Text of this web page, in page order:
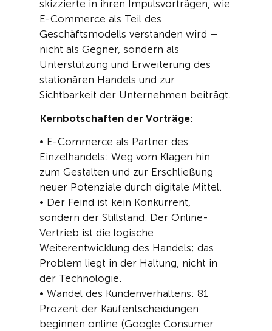
skizzierte in ihren Impulsvorträgen, wie
E-Commerce als Teil des
Geschäftsmodells verstanden wird –
nicht als Gegner, sondern als
Unterstützung und Erweiterung des
stationären Handels und zur
Sichtbarkeit der Unternehmen beiträgt.
Kernbotschaften der Vorträge:
• E-Commerce als Partner des
Einzelhandels: Weg vom Klagen hin
zum Gestalten und zur Erschließung
neuer Potenziale durch digitale Mittel.
• Der Feind ist kein Konkurrent,
sondern der Stillstand. Der Online-
Vertrieb ist die logische
Weiterentwicklung des Handels; das
Problem liegt in der Haltung, nicht in
der Technologie.
• Wandel des Kundenverhaltens: 81
Prozent der Kaufentscheidungen
beginnen online (Google Consumer